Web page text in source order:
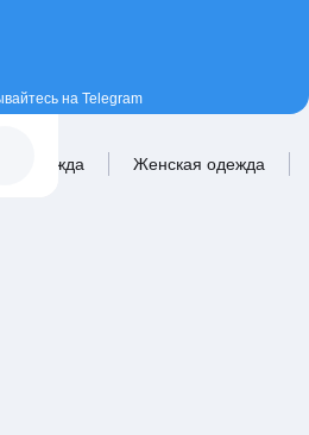
на Telegram
Одежда Женская одежда